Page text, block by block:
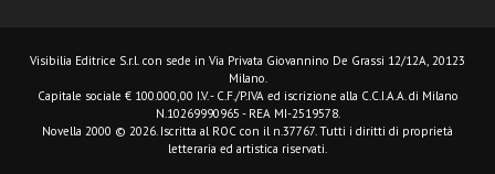
Visibilia Editrice S.r.l. con sede in Via Privata Giovannino De Grassi 12/12A, 20123
Milano.
Capitale sociale € 100.000,00 I.V. - C.F./P.IVA ed iscrizione alla C.C.I.A.A. di Milano
N.10269990965 - REA MI-2519578.
Novella 2000 © 2026. Iscritta al ROC con il n.37767. Tutti i diritti di proprietà
letteraria ed artistica riservati.